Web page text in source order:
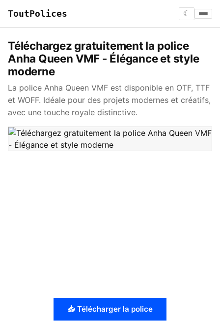
ToutPolices ☾
Téléchargez gratuitement la police
Anha Queen VMF - Élégance et style
moderne
La police Anha Queen VMF est disponible en OTF, TTF
et WOFF. Idéale pour des projets modernes et créatifs,
avec une touche royale distinctive.
📥 Télécharger la police